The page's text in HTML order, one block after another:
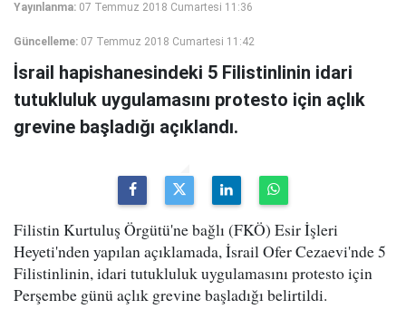
Yayınlanma: 07 Temmuz 2018 Cumartesi 11:36
Güncelleme: 07 Temmuz 2018 Cumartesi 11:42
İsrail hapishanesindeki 5 Filistinlinin idari
tutukluluk uygulamasını protesto için açlık
grevine başladığı açıklandı.
Filistin Kurtuluş Örgütü'ne bağlı (FKÖ) Esir İşleri
Heyeti'nden yapılan açıklamada, İsrail Ofer Cezaevi'nde 5
Filistinlinin, idari tutukluluk uygulamasını protesto için
Perşembe günü açlık grevine başladığı belirtildi.